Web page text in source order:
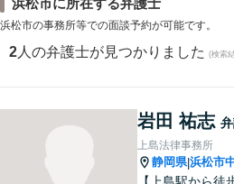
浜松市に所在する弁護士
浜松市の事務所等での面談予約が可能です。
2 人の弁護士が見つかりました (検索
岩田 祐志
上島法律事務所
静岡県|浜松市